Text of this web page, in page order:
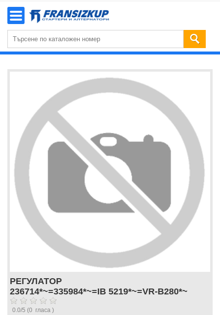
РЕГУЛАТОР
236714*~=335984*~=IB 5219*~=VR-B280*~
0.0/5 (0 гласа )